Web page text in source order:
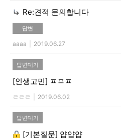
Re:견적 문의합니다
답변
aaaa 2019.06.27
답변대기
[인생고민] ㅍㅍㅍ
ㄹㄹㄹ 2019.06.02
답변대기
[기본질문] 얍얍얍